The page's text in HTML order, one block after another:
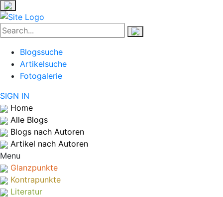
Blogssuche
Artikelsuche
Fotogalerie
SIGN IN
Home
Alle Blogs
Blogs nach Autoren
Artikel nach Autoren
Menu
Glanzpunkte
Kontrapunkte
Literatur